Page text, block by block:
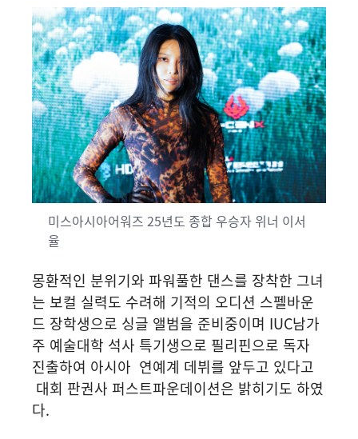
미스아시아어워즈 25년도 종합 우승자 위너 이서
율
몽환적인 분위기와 파워풀한 댄스를 장착한 그녀
는 보컬 실력도 수려해 기적의 오디션 스펠바운
드 장학생으로 싱글 앨범을 준비중이며 IUC남가
주 예술대학 석사 특기생으로 필리핀으로 독자
진출하여 아시아 연예계 데뷔를 앞두고 있다고
대회 판권사 퍼스트파운데이션은 밝히기도 하였
다.